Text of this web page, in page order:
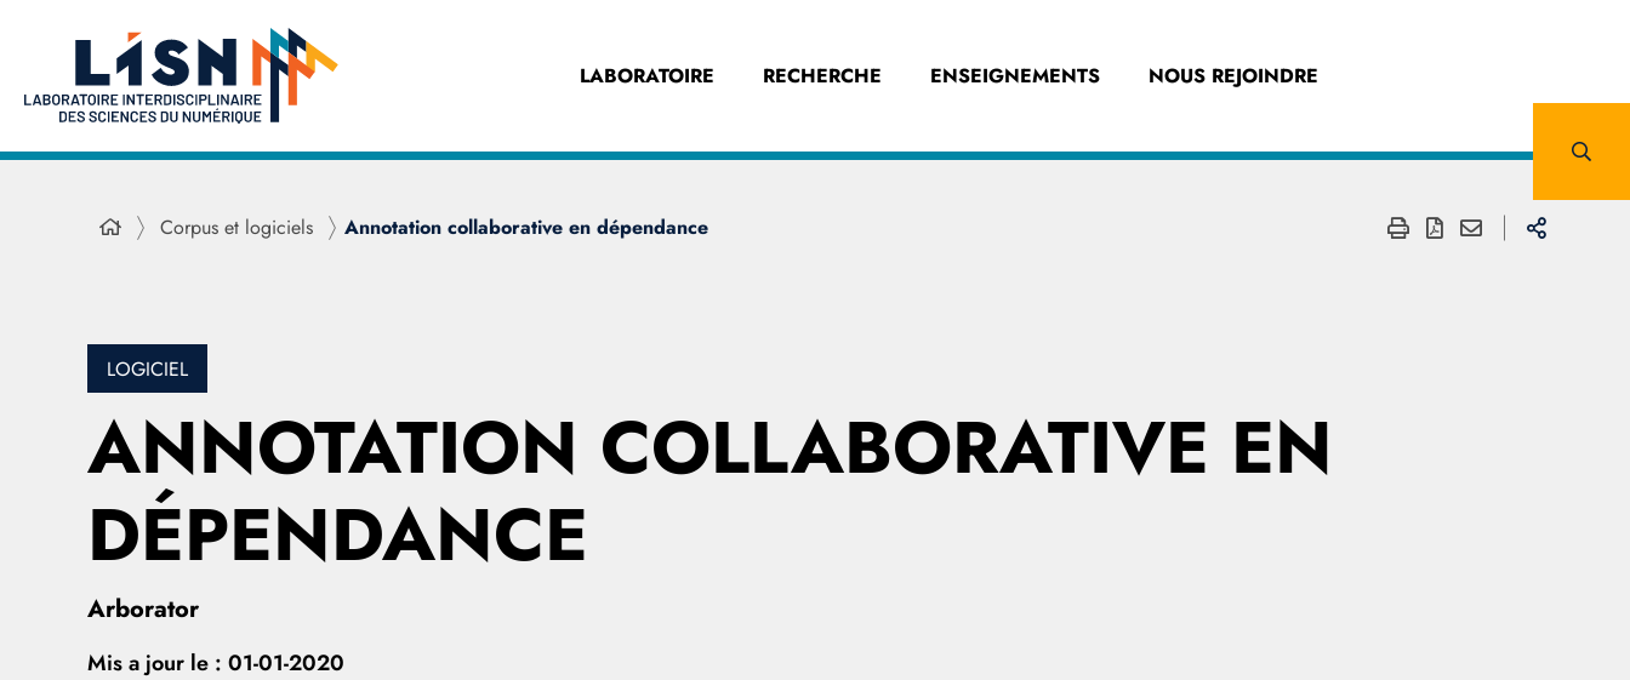
LABORATOIRE RECHERCHE ENSEIGNEMENTS NOUS REJOINDRE
Corpus et logiciels Annotation collaborative en dépendance
LOGICIEL
ANNOTATION COLLABORATIVE EN
DÉPENDANCE
Arborator
Mis a jour le : 01-01-2020